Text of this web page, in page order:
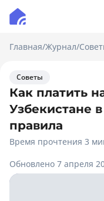
Главная/Журнал/
Советы
Как платить
Узбекистане
правила
Время прочтения 3
Обновлено 7 апреля